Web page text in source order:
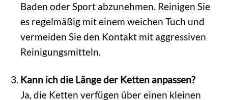
Baden oder Sport abzunehmen. Reinigen Sie
es regelmäßig mit einem weichen Tuch und
vermeiden Sie den Kontakt mit aggressiven
Reinigungsmitteln.
Kann ich die Länge der Ketten anpassen?
Ja, die Ketten verfügen über einen kleinen